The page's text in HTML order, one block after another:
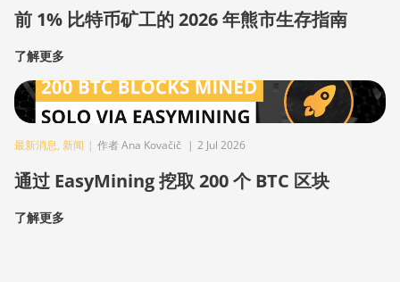
前 1% 比特币矿工的 2026 年熊市生存指南
了解更多
最新消息, 新闻 | 作者 Ana Kovačič | 2 Jul 2026
通过 EasyMining 挖取 200 个 BTC 区块
了解更多